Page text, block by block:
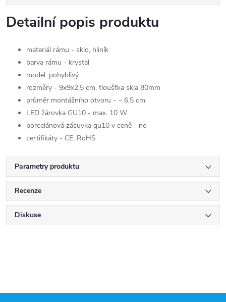
Detailní popis produktu
materiál rámu - sklo, hliník
barva rámu - krystal
model: pohyblivý
rozměry - 9x9x2,5 cm, tloušťka skla 80mm
průměr montážního otvoru - ~ 6,5 cm
LED žárovka GU10 - max. 10 W.
porcelánová zásuvka gu10 v ceně - ne
certifikáty - CE, RoHS
Parametry produktu
Recenze
Diskuse